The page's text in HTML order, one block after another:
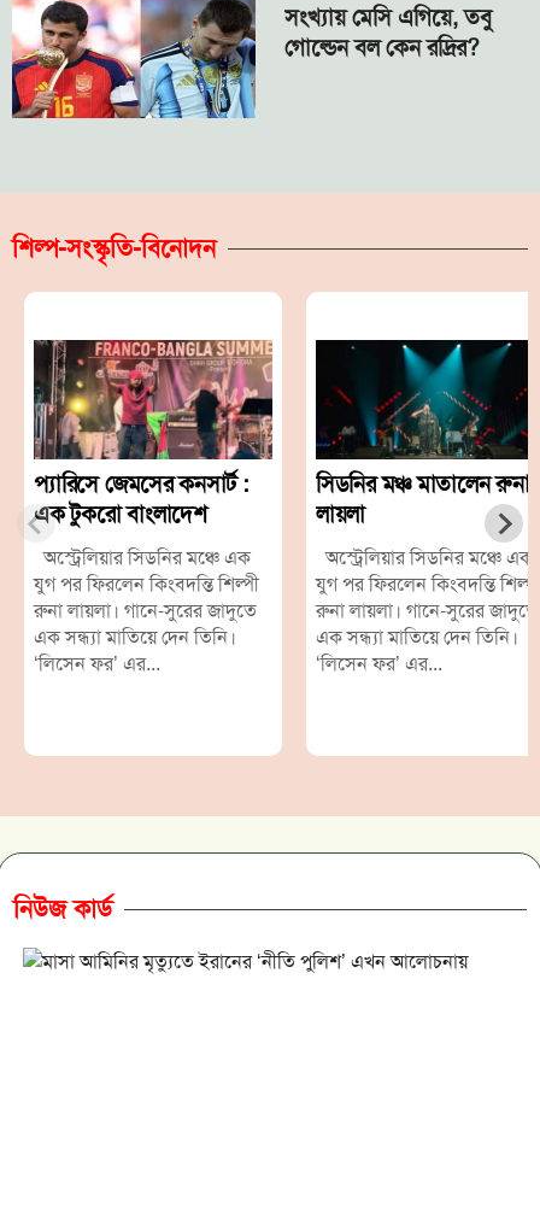
সংখ্যায় মেসি এগিয়ে, তবু
গোল্ডেন বল কেন রদ্রির?
শিল্প-সংস্কৃতি-বিনোদন
প্যারিসে জেমসের কনসার্ট :
এক টুকরো বাংলাদেশ
অস্ট্রেলিয়ার সিডনির মঞ্চে এক
যুগ পর ফিরলেন কিংবদন্তি শিল্পী
রুনা লায়লা। গানে-সুরের জাদুতে
এক সন্ধ্যা মাতিয়ে দেন তিনি।
‘লিসেন ফর’ এর...
সিডনির মঞ্চ মাতালেন রুনা
লায়লা
অস্ট্রেলিয়ার সিডনির মঞ্চে এক
যুগ পর ফিরলেন কিংবদন্তি শিল্পী
রুনা লায়লা। গানে-সুরের জাদুতে
এক সন্ধ্যা মাতিয়ে দেন তিনি।
‘লিসেন ফর’ এর...
নিউজ কার্ড